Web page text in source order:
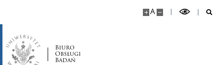
A
Biuro
Obsługi
Badań